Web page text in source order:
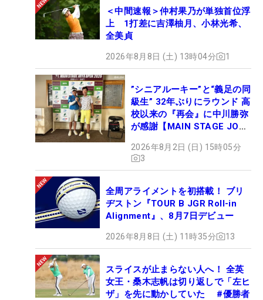
＜中間速報＞仲村果乃が単独首位浮
上 1打差に吉澤柚月、小林光希、
全美貞
2026年8月8日 (土) 13時04分 1
”シニアルーキー”と“義足の同
級生” 32年ぶりにラウンド 高
校以来の『再会』に中川勝弥
が感謝【MAIN STAGE JOYX
2026年8月2日 (日) 15時05分
3
全周アライメントを初搭載！ ブリ
ヂストン『TOUR B JGR Roll-in
Alignment』、8月7日デビュー
2026年8月8日 (土) 11時35分 13
スライスが止まらない人へ！ 全英
女王・桑木志帆は切り返しで「左ヒ
ザ」を先に動かしていた #優勝者